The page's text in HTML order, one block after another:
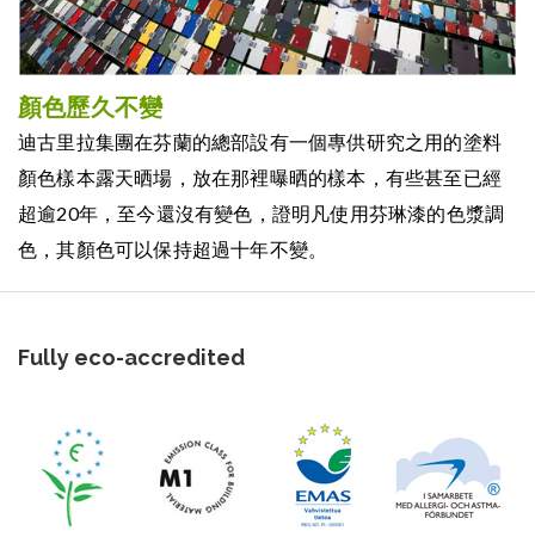
顏色歷久不變
迪古里拉集團在芬蘭的總部設有一個專供研究之用的塗料
顏色樣本露天晒場，放在那裡曝晒的樣本，有些甚至已經
超逾20年，至今還沒有變色，證明凡使用芬琳漆的色漿調
色，其顏色可以保持超過十年不變。
Fully eco-accredited